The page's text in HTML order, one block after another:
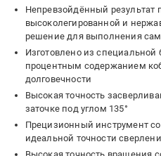
Непревзойдённый результат
высоколегированной и
решение для выполнения
Изготовлено из
процентным содержанием
долговечности
Высокая точность
заточке под углом 135°
Прецизионный инструмент
идеальной точности